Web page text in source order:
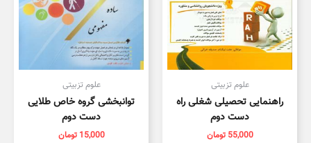
علوم تزبیتی
راهنمایی تحصیلی شغلی راه
دست دوم
55,000 تومان
علوم تزبیتی
توانبخشی گروه خاص طلایی
دست دوم
15,000 تومان